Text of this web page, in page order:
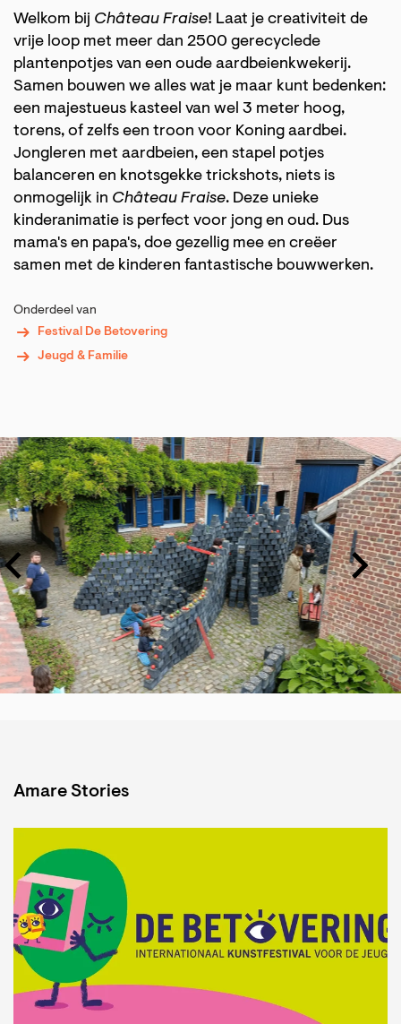
Welkom bij Château Fraise! Laat je creativiteit de
vrije loop met meer dan 2500 gerecyclede
plantenpotjes van een oude aardbeienkwekerij.
Samen bouwen we alles wat je maar kunt bedenken:
een majestueus kasteel van wel 3 meter hoog,
torens, of zelfs een troon voor Koning aardbei.
Jongleren met aardbeien, een stapel potjes
balanceren en knotsgekke trickshots, niets is
onmogelijk in Château Fraise. Deze unieke
kinderanimatie is perfect voor jong en oud. Dus
mama's en papa's, doe gezellig mee en creëer
samen met de kinderen fantastische bouwwerken.
Onderdeel van
Festival De Betovering
Jeugd & Familie
Overslaan
Amare Stories